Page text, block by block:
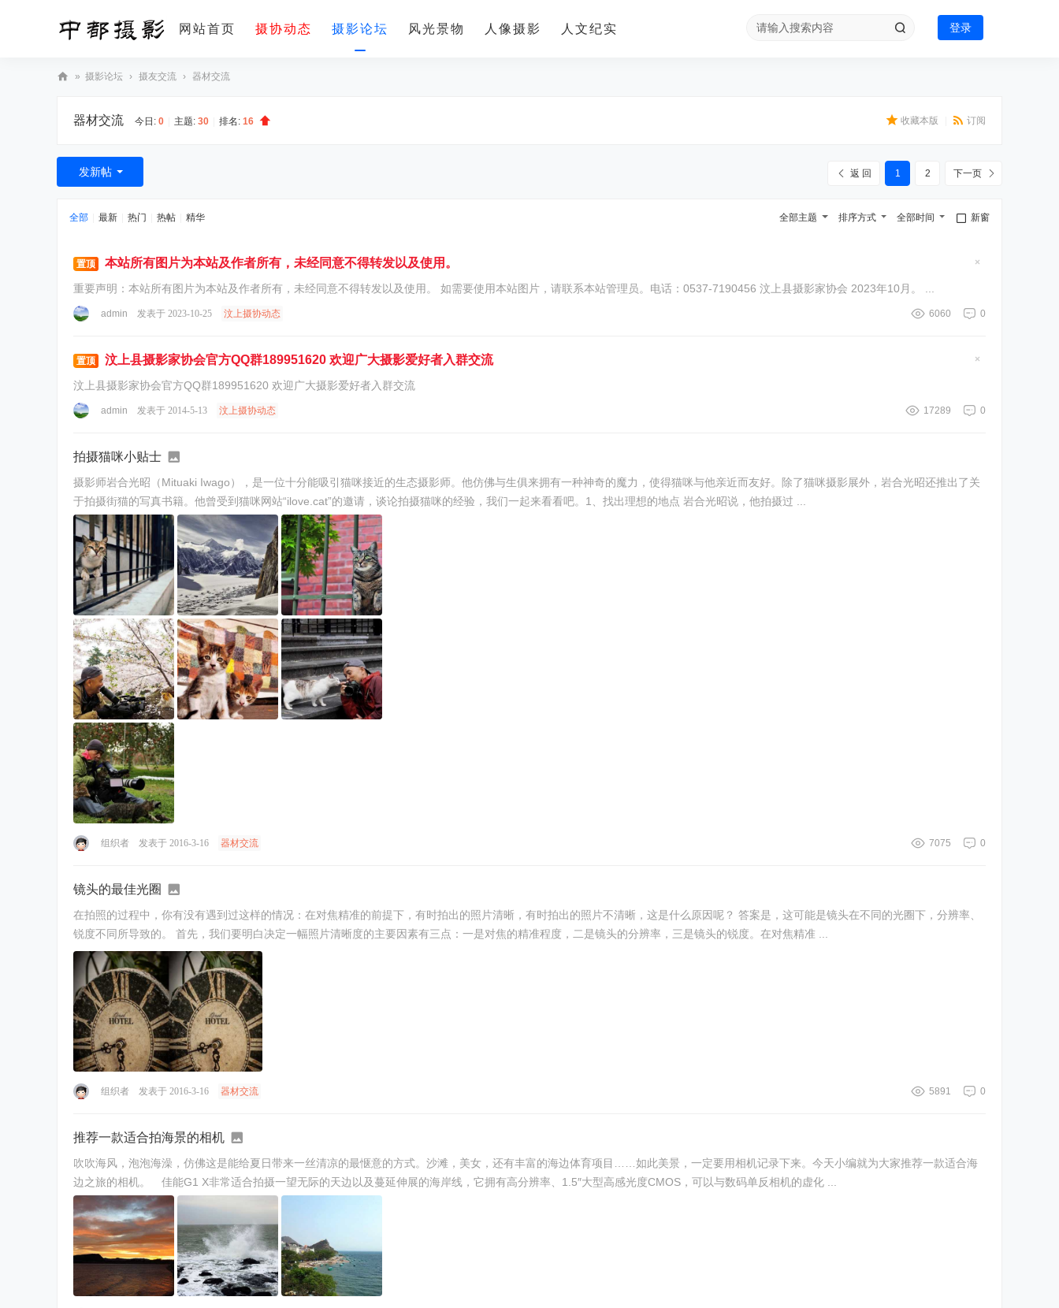
网站首页 摄协动态 摄影论坛 风光景物 人像摄影 人文纪实 登录
-
» 摄影论坛 › 摄友交流 › 器材交流
收藏本版 订阅
器材交流 今日: 0 主题: 30 排名: 16
1 2 下一页
返 回
发新帖
新窗
全部时间
排序方式
全部主题
全部 最新 热门 热帖 精华
帖
置顶 本站所有图片为本站及作者所有，未经同意不得转发以及使用。
0
6060
admin 发表于 2023-10-25 汶上摄协动态
帖
置顶 汶上县摄影家协会官方QQ群189951620 欢迎广大摄影爱好者入群交流
汶上县摄影家协会官方QQ群189951620 欢迎广大摄影爱好者入群交流
0
17289
admin 发表于 2014-5-13 汶上摄协动态
拍摄猫咪小贴士
摄影师岩合光昭（Mituaki Iwago），是一位十分能吸引猫咪接近的生态摄影师。他仿佛与生俱来拥有一种神奇的魔力，使得猫咪与他亲近而友好。除了猫咪摄影展外，岩合光昭还推出了关
于拍摄街猫的写真书籍。他曾受到猫咪网站“ilove.cat”的邀请，谈论拍摄猫咪的经验，我们一起来看看吧。1、找出理想的地点 岩合光昭说，他拍摄过 ...
0
7075
组织者 发表于 2016-3-16 器材交流
镜头的最佳光圈
在拍照的过程中，你有没有遇到过这样的情况：在对焦精准的前提下，有时拍出的照片清晰，有时拍出的照片不清晰，这是什么原因呢？ 答案是，这可能是镜头在不同的光圈下，分辨率、
锐度不同所导致的。 首先，我们要明白决定一幅照片清晰度的主要因素有三点：一是对焦的精准程度，二是镜头的分辨率，三是镜头的锐度。在对焦精准 ...
0
5891
组织者 发表于 2016-3-16 器材交流
推荐一款适合拍海景的相机
吹吹海风，泡泡海澡，仿佛这是能给夏日带来一丝清凉的最惬意的方式。沙滩，美女，还有丰富的海边体育项目……如此美景，一定要用相机记录下来。今天小编就为大家推荐一款适合海
边之旅的相机。 佳能G1 X非常适合拍摄一望无际的天边以及蔓延伸展的海岸线，它拥有高分辨率、1.5″大型高感光度CMOS，可以与数码单反相机的虚化 ...